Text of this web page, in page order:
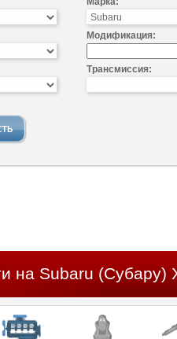
Модификация:
Трансмиссия:
на Subaru (Субару)